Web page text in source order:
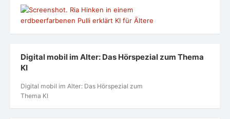
Digital mobil im Alter: Das Hörspezial zum Thema
KI
Digital mobil im Alter: Das Hörspezial zum
Thema KI